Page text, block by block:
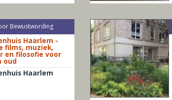
Bewustwording
Haarlem -
films, muziek,
en filosofie voor
oud
Haarlem